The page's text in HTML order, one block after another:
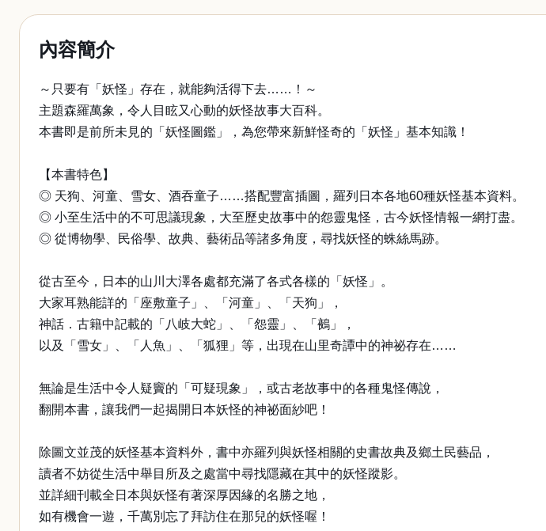
內容簡介
～只要有「妖怪」存在，就能夠活得下去……！～
主題森羅萬象，令人目眩又心動的妖怪故事大百科。
本書即是前所未見的「妖怪圖鑑」，為您帶來新鮮怪奇的「妖怪」基本知識！
【本書特色】
◎ 天狗、河童、雪女、酒吞童子……搭配豐富插圖，羅列日本各地60種妖怪基本資料。
◎ 小至生活中的不可思議現象，大至歷史故事中的怨靈鬼怪，古今妖怪情報一網打盡。
◎ 從博物學、民俗學、故典、藝術品等諸多角度，尋找妖怪的蛛絲馬跡。
從古至今，日本的山川大澤各處都充滿了各式各樣的「妖怪」。
大家耳熟能詳的「座敷童子」、「河童」、「天狗」，
神話．古籍中記載的「八岐大蛇」、「怨靈」、「鵺」，
以及「雪女」、「人魚」、「狐狸」等，出現在山里奇譚中的神祕存在……
無論是生活中令人疑竇的「可疑現象」，或古老故事中的各種鬼怪傳說，
翻開本書，讓我們一起揭開日本妖怪的神祕面紗吧！
除圖文並茂的妖怪基本資料外，書中亦羅列與妖怪相關的史書故典及鄉土民藝品，
讀者不妨從生活中舉目所及之處當中尋找隱藏在其中的妖怪蹤影。
並詳細刊載全日本與妖怪有著深厚因緣的名勝之地，
如有機會一遊，千萬別忘了拜訪住在那兒的妖怪喔！